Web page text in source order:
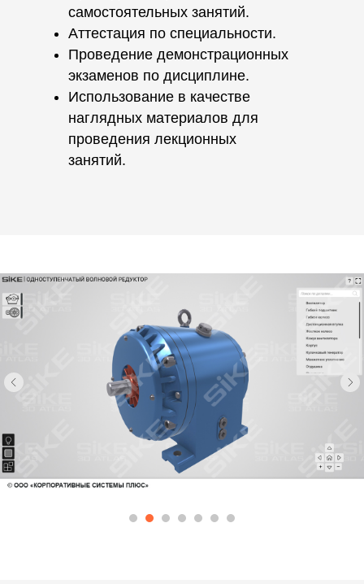
самостоятельных занятий.
Аттестация по специальности.
Проведение демонстрационных
экзаменов по дисциплине.
Использование в качестве
наглядных материалов для
проведения лекционных
занятий.